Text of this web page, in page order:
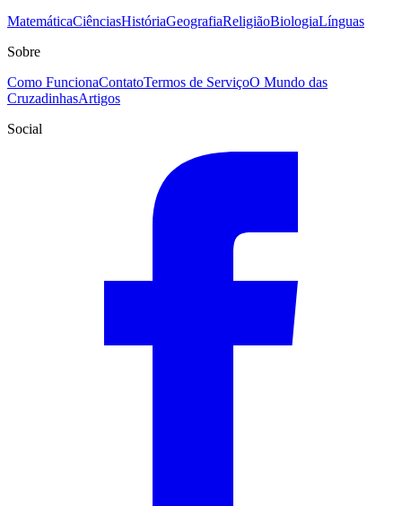
MatemáticaCiênciasHistóriaGeografiaReligiãoBiologiaLínguas
Sobre
Como FuncionaContatoTermos de ServiçoO Mundo das
CruzadinhasArtigos
Social